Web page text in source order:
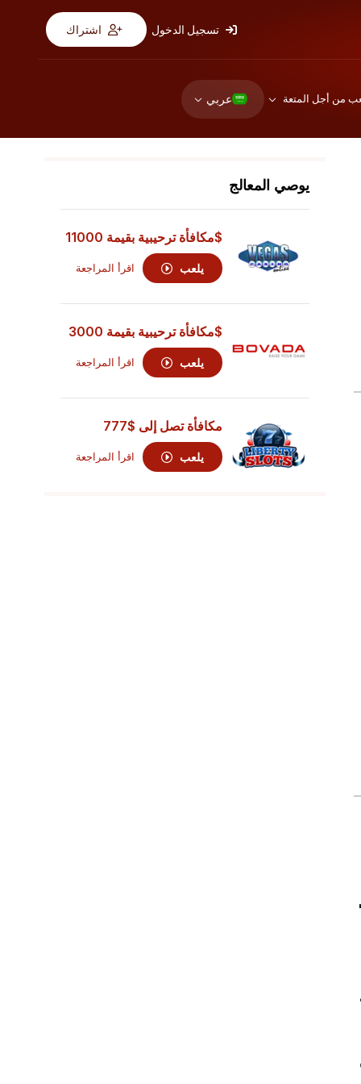
تسجيل الدخول اشتراك
من أجل المتعة عربي
يوصي المعالج
$مكافأة ترحيبية بقيمة 11000
يلعب اقرأ المراجعة
$مكافأة ترحيبية بقيمة 3000
يلعب اقرأ المراجعة
مكافأة تصل إلى $777
يلعب اقرأ المراجعة